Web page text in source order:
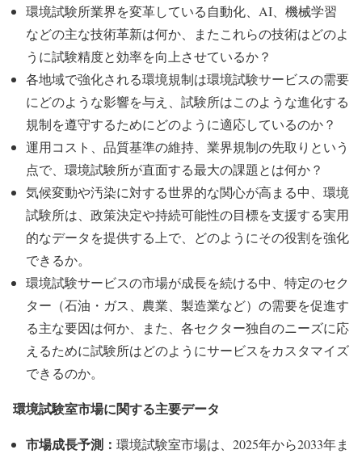
環境試験所業界を変革している自動化、AI、機械学習
などの主な技術革新は何か、またこれらの技術はどのよ
うに試験精度と効率を向上させているか？
各地域で強化される環境規制は環境試験サービスの需要
にどのような影響を与え、試験所はこのような進化する
規制を遵守するためにどのように適応しているのか？
運用コスト、品質基準の維持、業界規制の先取りという
点で、環境試験所が直面する最大の課題とは何か？
気候変動や汚染に対する世界的な関心が高まる中、環境
試験所は、政策決定や持続可能性の目標を支援する実用
的なデータを提供する上で、どのようにその役割を強化
できるか。
環境試験サービスの市場が成長を続ける中、特定のセク
ター（石油・ガス、農業、製造業など）の需要を促進す
る主な要因は何か、また、各セクター独自のニーズに応
えるために試験所はどのようにサービスをカスタマイズ
できるのか。
環境試験室市場に関する主要データ
市場成長予測： 環境試験室市場は、2025年から2033年ま